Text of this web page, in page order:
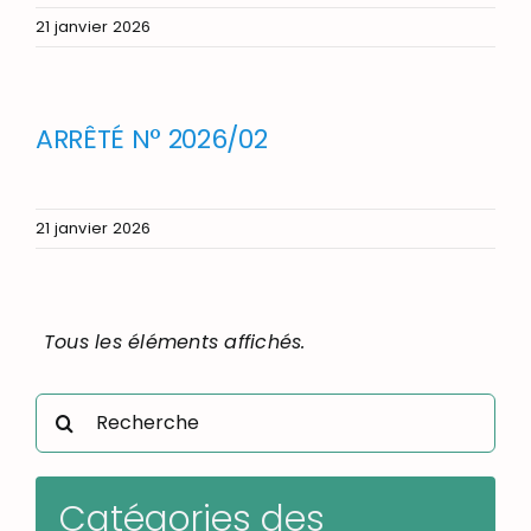
21 janvier 2026
ARRÊTÉ N° 2026/02
21 janvier 2026
Catégories des